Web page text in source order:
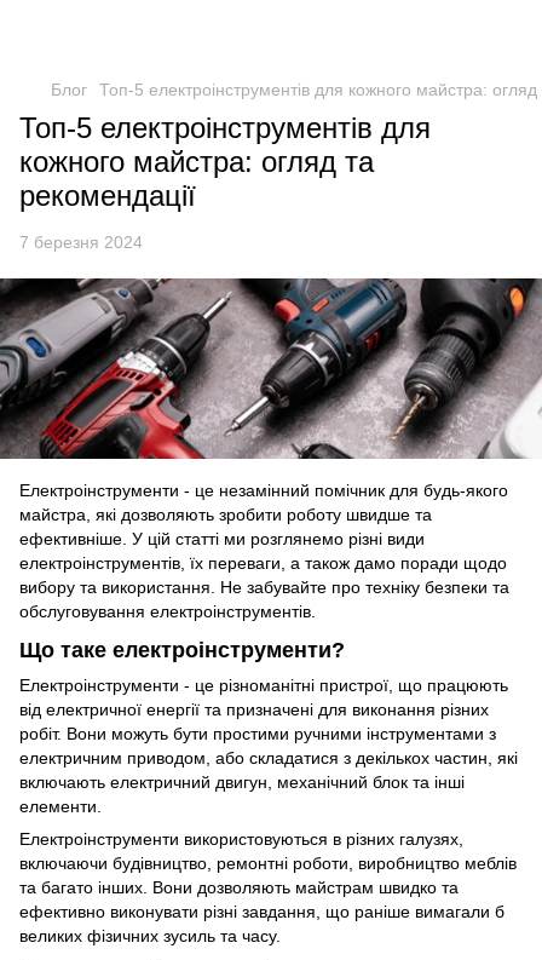
Блог Топ-5 електроінструментів для кожного майстра: огляд
Топ-5 електроінструментів для
кожного майстра: огляд та
рекомендації
7 березня 2024
Електроінструменти - це незамінний помічник для будь-якого
майстра, які дозволяють зробити роботу швидше та
ефективніше. У цій статті ми розглянемо різні види
електроінструментів, їх переваги, а також дамо поради щодо
вибору та використання. Не забувайте про техніку безпеки та
обслуговування електроінструментів.
Що таке електроінструменти?
Електроінструменти - це різноманітні пристрої, що працюють
від електричної енергії та призначені для виконання різних
робіт. Вони можуть бути простими ручними інструментами з
електричним приводом, або складатися з декількох частин, які
включають електричний двигун, механічний блок та інші
елементи.
Електроінструменти використовуються в різних галузях,
включаючи будівництво, ремонтні роботи, виробництво меблів
та багато інших. Вони дозволяють майстрам швидко та
ефективно виконувати різні завдання, що раніше вимагали б
великих фізичних зусиль та часу.